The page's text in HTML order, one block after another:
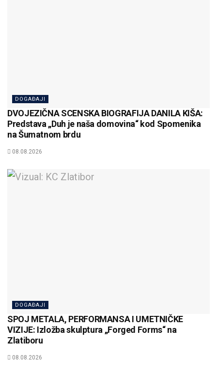
DOGAĐAJI
DVOJEZIČNA SCENSKA BIOGRAFIJA DANILA KIŠA:
Predstava „Duh je naša domovina“ kod Spomenika
na Šumatnom brdu
08.08.2026
DOGAĐAJI
SPOJ METALA, PERFORMANSA I UMETNIČKE
VIZIJE: Izložba skulptura „Forged Forms“ na
Zlatiboru
08.08.2026